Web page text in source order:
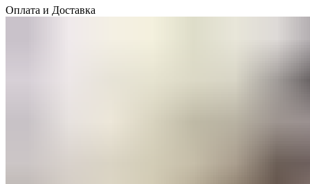
Оплата и Доставка